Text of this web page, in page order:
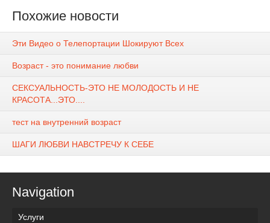
Похожие новости
Эти Видео о Телепортации Шокируют Всех
Возраст - это понимание любви
СЕКСУАЛЬНОСТЬ-ЭТО НЕ МОЛОДОСТЬ И НЕ
КРАСОТА...ЭТО....
тест на внутренний возраст
ШАГИ ЛЮБВИ НАВСТРЕЧУ К СЕБЕ
Navigation
Услуги